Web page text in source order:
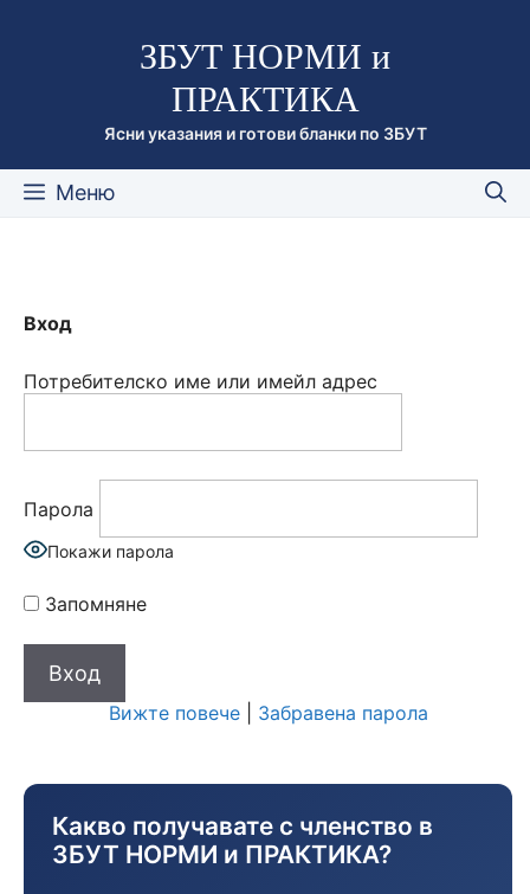
съдържаниетоЗБУТ НОРМИ и
ПРАКТИКА
Ясни указания и готови бланки по ЗБУТ
Меню
Вход
Потребителско име или имейл адрес
Парола
Покажи парола
Запомняне
Вижте повече| Забравена парола
Какво получавате с членство в
ЗБУТ НОРМИ и ПРАКТИКА?